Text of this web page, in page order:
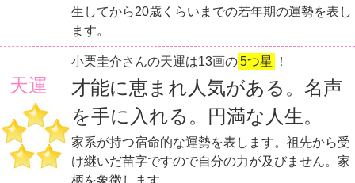
生してから20歳くらいまでの若年期の運勢を表し
ます。
天運
小栗圭介さんの天運は13画の5つ星 ！
才能に恵まれ人気がある。名声
を手に入れる。円満な人生。
家系が持つ宿命的な運勢を表します。祖先から受
け継いだ苗字ですので自分の力が及びません。家
柄を象徴します。